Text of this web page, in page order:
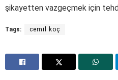
şikayetten vazgeçmek için
Tags: cemil koç